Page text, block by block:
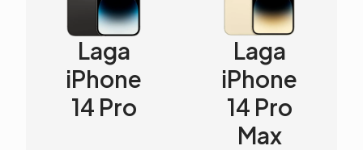
Laga
iPhone
14 Pro
Laga
iPhone
14 Pro
Max